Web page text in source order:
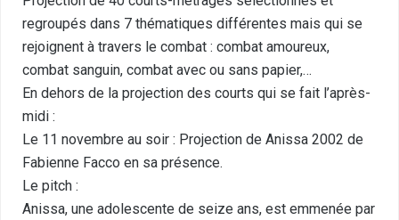
regroupés dans 7 thématiques différentes mais qui se
rejoignent à travers le combat : combat amoureux,
combat sanguin, combat avec ou sans papier,…
En dehors de la projection des courts qui se fait l’après-
midi :
Le 11 novembre au soir : Projection de Anissa 2002 de
Fabienne Facco en sa présence.
Le pitch :
Anissa, une adolescente de seize ans, est emmenée par